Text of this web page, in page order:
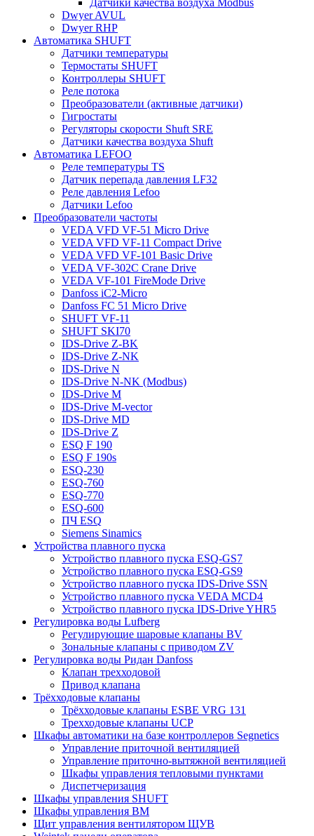
Dwyer AVUL
Dwyer RHP
Автоматика SHUFT
Датчики температуры
Термостаты SHUFT
Контроллеры SHUFT
Реле потока
Преобразователи (активные датчики)
Гигростаты
Регуляторы скорости Shuft SRE
Датчики качества воздуха Shuft
Автоматика LEFOO
Реле температуры TS
Датчик перепада давления LF32
Реле давления Lefoo
Датчики Lefoo
Преобразователи частоты
VEDA VFD VF-51 Micro Drive
VEDA VFD VF-11 Compact Drive
VEDA VFD VF-101 Basic Drive
VEDA VF-302C Crane Drive
VEDA VF-101 FireMode Drive
Danfoss iC2-Micro
Danfoss FC 51 Micro Drive
SHUFT VF-11
SHUFT SKI70
IDS-Drive Z-BK
IDS-Drive Z-NK
IDS-Drive N
IDS-Drive N-NK (Modbus)
IDS-Drive M
IDS-Drive M-vector
IDS-Drive MD
IDS-Drive Z
ESQ F 190
ESQ F 190s
ESQ-230
ESQ-760
ESQ-770
ESQ-600
ПЧ ESQ
Siemens Sinamics
Устройства плавного пуска
Устройство плавного пуска ESQ-GS7
Устройство плавного пуска ESQ-GS9
Устройство плавного пуска IDS-Drive SSN
Устройство плавного пуска VEDA MCD4
Устройство плавного пуска IDS-Drive YHR5
Регулировка воды Lufberg
Регулирующие шаровые клапаны BV
Зональные клапаны с приводом ZV
Регулировка воды Ридан Danfoss
Клапан трехходовой
Привод клапана
Трёхходовые клапаны
Трёхходовые клапаны ESBE VRG 131
Трехходовые клапаны UCP
Шкафы автоматики на базе контроллеров Segnetics
Управление приточной вентиляцией
Управление приточно-вытяжной вентиляцией
Шкафы управления тепловыми пунктами
Диспетчеризация
Шкафы управления SHUFT
Шкафы управления BM
Щит управления вентилятором ЩУВ